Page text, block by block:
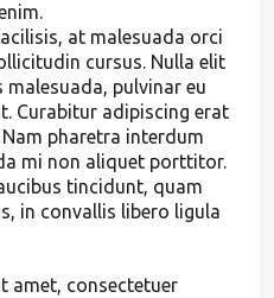
at malesuada orci
cursus. Nulla elit
pulvinar eu
Curabitur adipiscing erat
pharetra interdum
mi non aliquet porttitor.
tincidunt, quam
in convallis libero ligula
amet, consectetuer